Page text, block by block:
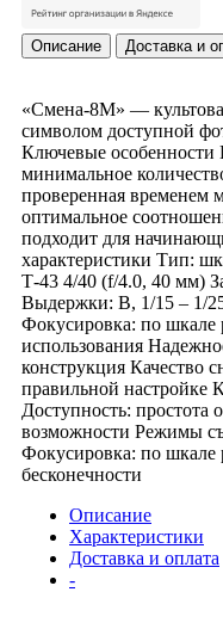
Описание Доставка и
«Смена-8М» —
символом доступной
Ключевые особенности
минимальное
проверенная временем
оптимальное
подходит для
характеристики Тип:
Т-43 4/40 (f/4.0, 40 мм)
Выдержки: B, 1/15 – 1/
Фокусировка: по шкале
использования
конструкция Качество
правильной настройке
Доступность:
возможности Режимы
Фокусировка: по шкале
бесконечности
Описание
Характеристики
Доставка и оплата
-